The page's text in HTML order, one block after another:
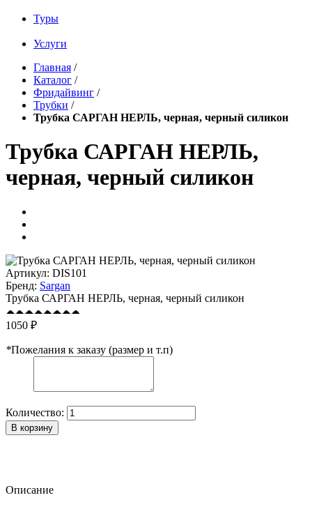
Туры
Услуги
Главная /
Каталог /
Фридайвинг /
Трубки /
Трубка САРГАН НЕРЛЬ, черная, черный силикон
Трубка САРГАН НЕРЛЬ,
черная, черный силикон
Артикул: DIS101
Бренд: Sargan
Трубка САРГАН НЕРЛЬ, черная, черный силикон
1050 ₽
*Пожелания к заказу (размер и т.п)
Количество:
В корзину
Описание